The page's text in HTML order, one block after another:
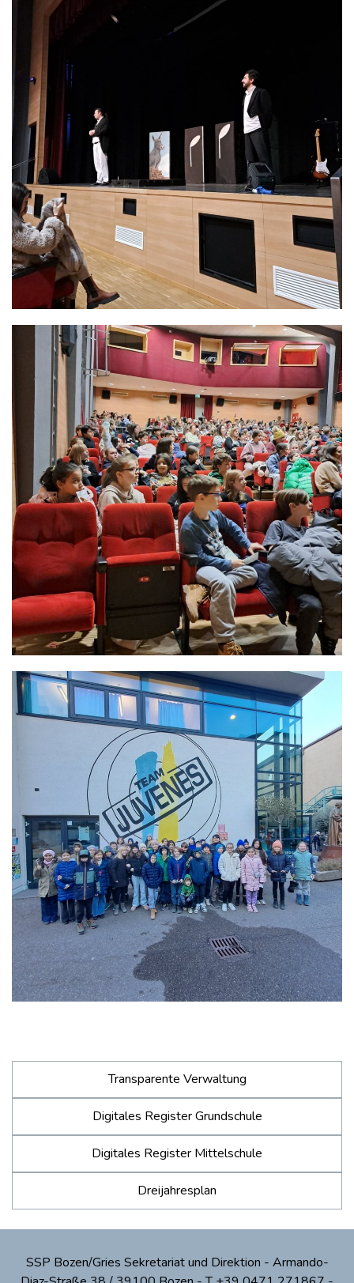
Transparente Verwaltung
Digitales Register Grundschule
Digitales Register Mittelschule
Dreijahresplan
SSP Bozen/Gries Sekretariat und Direktion - Armando-